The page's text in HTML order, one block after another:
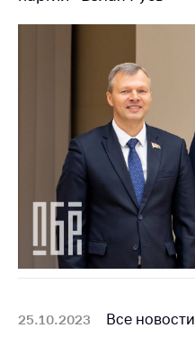
25.10.2023 Все новости